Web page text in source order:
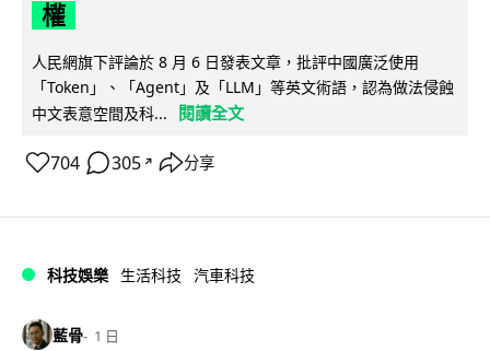
權
人民網旗下評論於 8 月 6 日發表文章，批評中國廣泛使用
「Token」、「Agent」及「LLM」等英文術語，認為做法侵蝕
中文表意空間及科...
閱讀全文
704 305 ↗ 分享
科技娛樂 生活科技 汽車科技
藍骨 1 日